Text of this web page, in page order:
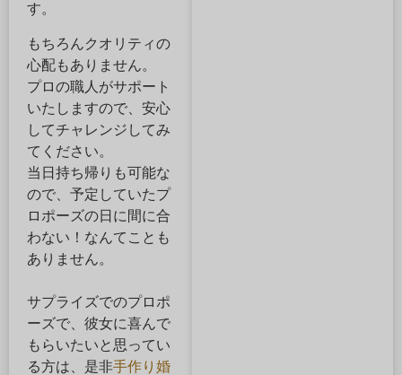
す。
もちろんクオリティの
心配もありません。
プロの職人がサポート
いたしますので、安心
してチャレンジしてみ
てください。
当日持ち帰りも可能な
ので、予定していたプ
ロポーズの日に間に合
わない！なんてことも
ありません。
サプライズでのプロポ
ーズで、彼女に喜んで
もらいたいと思ってい
る方は、是非手作り婚